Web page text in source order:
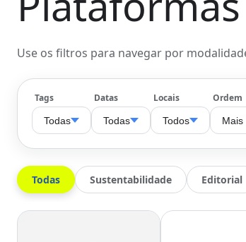
Use os filtros para navegar por
Tags
Todas
Datas
Todas
Locais
Todos
Ordem
Mais
Todas Sustentabilidade Editorial